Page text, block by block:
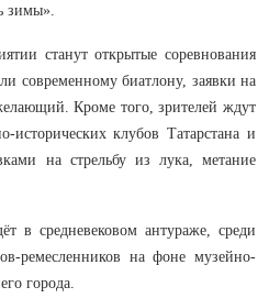
зимы».
станут открытые соревнования
современному биатлону, заявки на
Кроме того, зрителей ждут
исторических клубов Татарстана и
на стрельбу из лука, метание
в средневековом антураже, среди
ремесленников на фоне музейно-
города.